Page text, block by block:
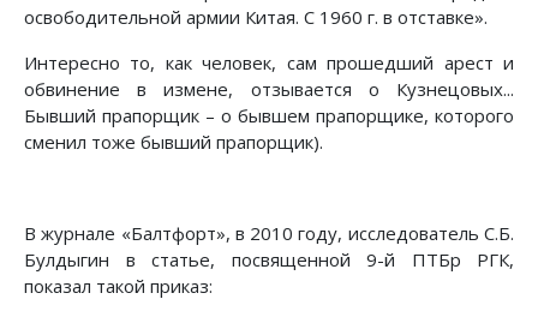
освободительной армии Китая. С 1960 г. в отставке».
Интересно то, как человек, сам прошедший арест и
обвинение в измене, отзывается о Кузнецовых...
Бывший прапорщик – о бывшем прапорщике, которого
сменил тоже бывший прапорщик).
В журнале «Балтфорт», в 2010 году, исследователь С.Б.
Булдыгин в статье, посвященной 9-й ПТБр РГК,
показал такой приказ: